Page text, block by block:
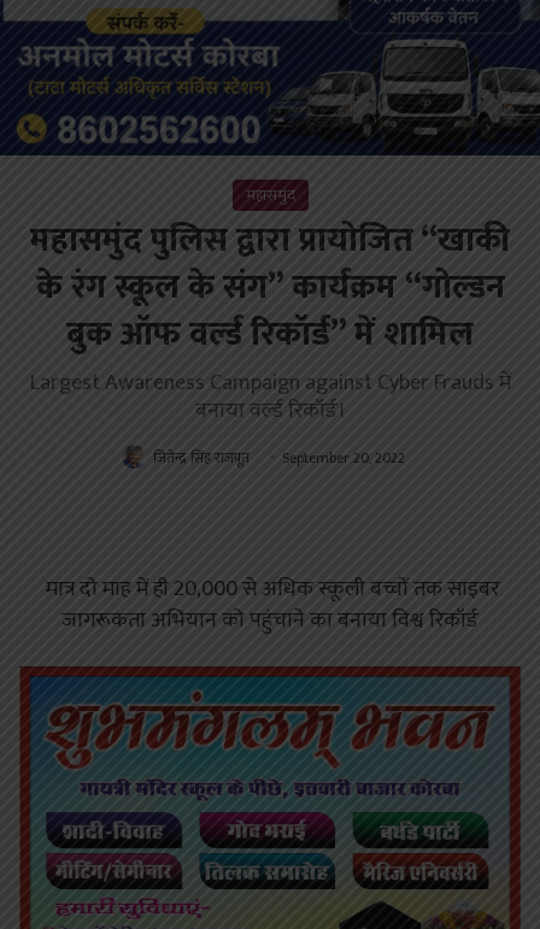
महासमुंद
महासमुंद पुलिस द्वारा प्रायोजित “खाकी
के रंग स्कूल के संग” कार्यक्रम “गोल्डन
बुक ऑफ वर्ल्ड रिकॉर्ड” में शामिल
Largest Awareness Campaign against Cyber Frauds में
बनाया वर्ल्ड रिकॉर्ड।
जितेन्द्र सिंह राजपूत September 20, 2022
मात्र दो माह में ही 20,000 से अधिक स्कूली बच्चों तक साइबर
जागरूकता अभियान को पहुंचाने का बनाया विश्व रिकॉर्ड